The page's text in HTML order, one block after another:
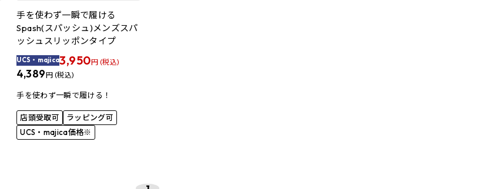
手を使わず一瞬で履ける
Spash(スパッシュ)メンズスパ
ッシュスリッポンタイプ
UCS・majica3,950円 (税込)
4,389円 (税込)
手を使わず一瞬で履ける！
店頭受取可
ラッピング可
UCS・majica価格※